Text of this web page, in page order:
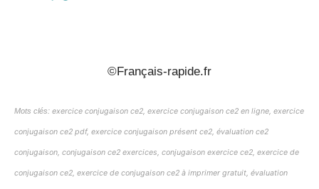
©Français-rapide.fr
Mots clés: exercice conjugaison ce2, exercice conjugaison ce2 en ligne, exercice
conjugaison ce2 pdf, exercice conjugaison présent ce2, évaluation ce2
conjugaison, conjugaison ce2 exercices, conjugaison exercice ce2, exercice de
conjugaison ce2, exercice de conjugaison ce2 à imprimer gratuit, évaluation